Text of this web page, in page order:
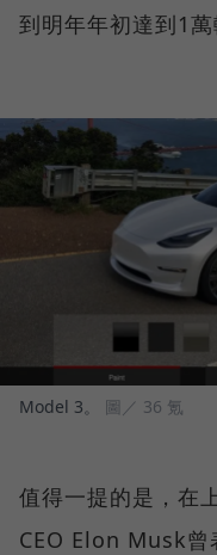
到明年年初達到1萬
Model 3。 圖／ 36 氪
值得一提的是，在
CEO Elon Musk